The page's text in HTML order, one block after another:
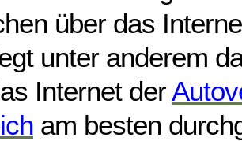
über das
unter anderem
Internet der
am besten